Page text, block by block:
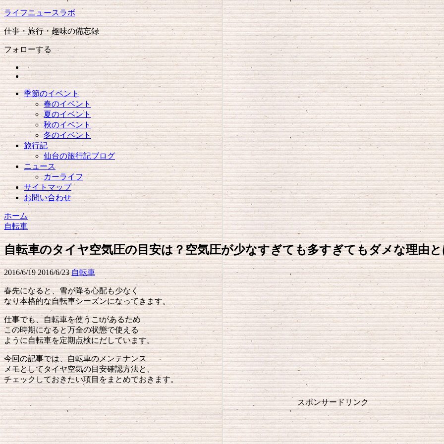
ライフニュースラボ
仕事・旅行・趣味の備忘録
フォローする
季節のイベント
春のイベント
夏のイベント
秋のイベント
冬のイベント
旅行記
仙台の旅行記ブログ
ニュース
カーライフ
サイトマップ
お問い合わせ
ホーム
自転車
自転車のタイヤ空気圧の目安は？空気圧が少なすぎても多すぎてもダメな理由
2016/6/19 2016/6/23 自転車
春先になると、雪が降る心配も少なく
なり本格的な自転車シーズンになってきます。
仕事でも、自転車を使うこtがあるため
この時期になると万全の状態で使える
ように自転車を定期点検にだしています。
今回の記事では、自転車のメンテナンス
メモとしてタイヤ空気の目安確認方法と、
チェックしておきたい項目をまとめておきます。
スポンサードリンク